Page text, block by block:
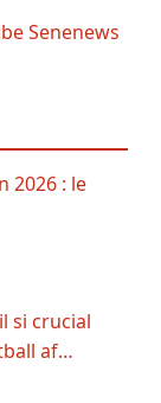
2026 : le
si crucial
af…